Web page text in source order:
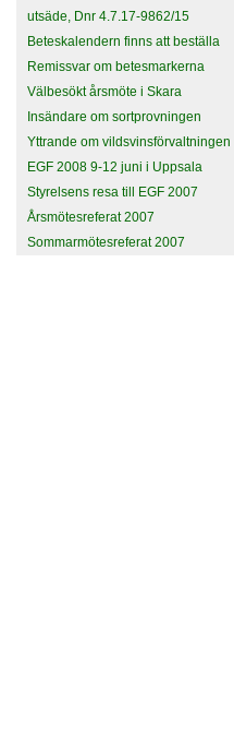
utsäde, Dnr 4.7.17-9862/15
Beteskalendern finns att beställa
Remissvar om betesmarkerna
Välbesökt årsmöte i Skara
Insändare om sortprovningen
Yttrande om vildsvinsförvaltningen
EGF 2008 9-12 juni i Uppsala
Styrelsens resa till EGF 2007
Årsmötesreferat 2007
Sommarmötesreferat 2007